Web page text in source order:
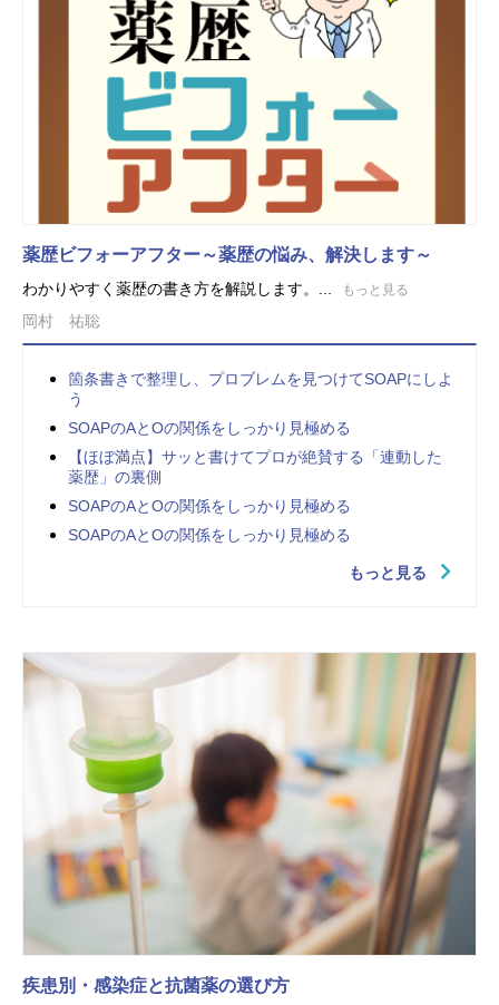
薬歴ビフォーアフター～薬歴の悩み、解決します～
わかりやすく薬歴の書き方を解説します。... もっと見る
岡村 祐聡
箇条書きで整理し、プロブレムを見つけてSOAPにしよ
う
SOAPのAとOの関係をしっかり見極める
【ほぼ満点】サッと書けてプロが絶賛する「連動した
薬歴」の裏側
SOAPのAとOの関係をしっかり見極める
SOAPのAとOの関係をしっかり見極める
もっと見る
疾患別・感染症と抗菌薬の選び方